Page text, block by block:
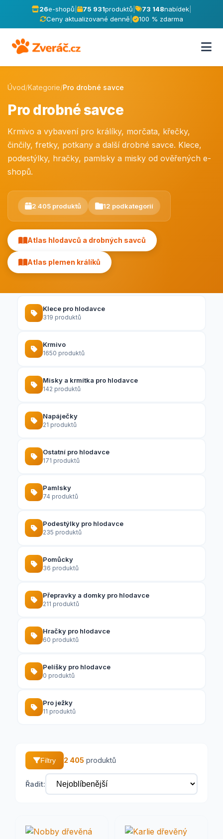
26e-shopů 75 931produktů 73 148nabídek|
Ceny aktualizované denně
100 % zdarma
Úvod/Kategorie/Pro drobné savce
Pro drobné savce
Krmivo a vybavení pro králíky, morčata, křečky,
činčily, fretky, potkany a další drobné savce. Klece,
podestýlky, hračky, pamlsky a misky od ověřených e-
shopů.
2 405 produktů 12 podkategorií
Atlas hlodavců a drobných savců
Atlas plemen králíků
Klece pro hlodavce
319 produktů
Krmivo
1650 produktů
Misky a krmítka pro hlodavce
142 produktů
Napáječky
21 produktů
Ostatní pro hlodavce
171 produktů
Pamlsky
74 produktů
Podestýlky pro hlodavce
235 produktů
Pomůcky
36 produktů
Přepravky a domky pro hlodavce
211 produktů
Hračky pro hlodavce
60 produktů
Pelíšky pro hlodavce
0 produktů
Pro ježky
11 produktů
Filtry 2 405 produktů
Řadit: